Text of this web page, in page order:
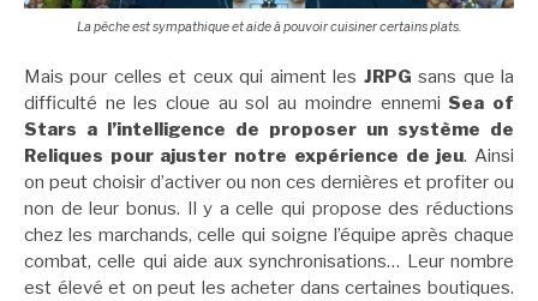
La pêche est sympathique et aide à pouvoir cuisiner certains plats.
Mais pour celles et ceux qui aiment les JRPG sans que la
difficulté ne les cloue au sol au moindre ennemi Sea of
Stars a l’intelligence de proposer un système de
Reliques pour ajuster notre expérience de jeu. Ainsi
on peut choisir d’activer ou non ces dernières et profiter ou
non de leur bonus. Il y a celle qui propose des réductions
chez les marchands, celle qui soigne l’équipe après chaque
combat, celle qui aide aux synchronisations… Leur nombre
est élevé et on peut les acheter dans certaines boutiques.